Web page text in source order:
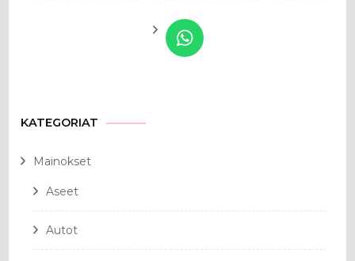
KATEGORIAT
Mainokset
Aseet
Autot